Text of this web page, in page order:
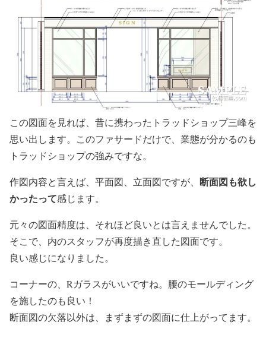
この図面を見れば、昔に携わったトラッドショップ三峰を
思い出します。このファサードだけで、業態が分かるのも
トラッドショップの強みですな。
作図内容と言えば、平面図、立面図ですが、 断面図も欲し
かったって感じます。
元々の図面精度は、それほど良いとは言えませんでした。
そこで、内のスタッフが再度描き直した図面です。
良い感じになりました。
コーナーの、Rガラスがいいですね。腰のモールディング
を施したのも良い！
断面図の欠落以外は、まずまずの図面に仕上がってます。